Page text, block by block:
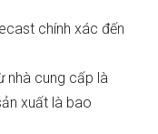
chính xác đến
nhà cung cấp là
xuất là bao